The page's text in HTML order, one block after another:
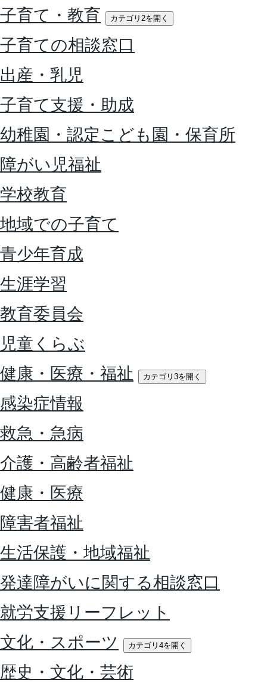
子育て・教育
カテゴリ2を開く
子育ての相談窓口
出産・乳児
子育て支援・助成
幼稚園・認定こども園・保育所
障がい児福祉
学校教育
地域での子育て
青少年育成
生涯学習
教育委員会
児童くらぶ
健康・医療・福祉
カテゴリ3を開く
感染症情報
救急・急病
介護・高齢者福祉
健康・医療
障害者福祉
生活保護・地域福祉
発達障がいに関する相談窓口
就労支援リーフレット
文化・スポーツ
カテゴリ4を開く
歴史・文化・芸術